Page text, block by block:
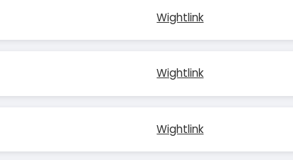
Wightlink
Wightlink
Wightlink